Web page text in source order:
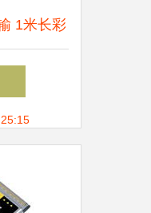
1米长彩
频线深